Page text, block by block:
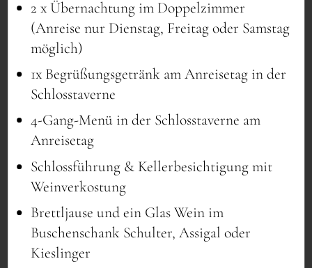
beschrieben. Sie können die Verwendung von Cookies über
Ihren Browser deaktivieren, aber bitte beachten Sie, dass dann
funktioniert.
7.1 VERWALTEN SIE IHRE
ZUSTIMMUNGSEINSTELLUNGEN
Funktional
Vorlieben
2 x Übernachtung im Doppelzimmer
(Anreise nur Dienstag, Freitag oder Samstag
möglich)
1x Begrüßungsgetränk am Anreisetag in der
Schlosstaverne
4-Gang-Menü in der Schlosstaverne am
Anreisetag
Schlossführung & Kellerbesichtigung mit
Weinverkostung
Brettljause und ein Glas Wein im
Buschenschank Schulter, Assigal oder
Kieslinger